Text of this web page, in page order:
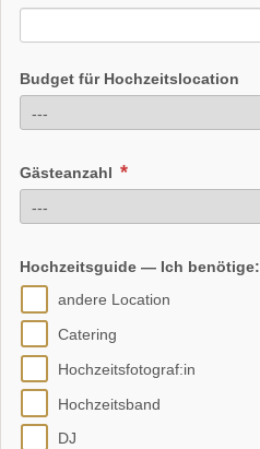
Budget für Hochzeitslocation
Gästeanzahl
Hochzeitsguide — Ich benötige:
andere Location
Catering
Hochzeitsfotograf:in
Hochzeitsband
DJ